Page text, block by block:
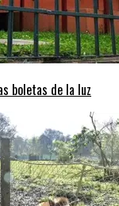
boletas de la luz